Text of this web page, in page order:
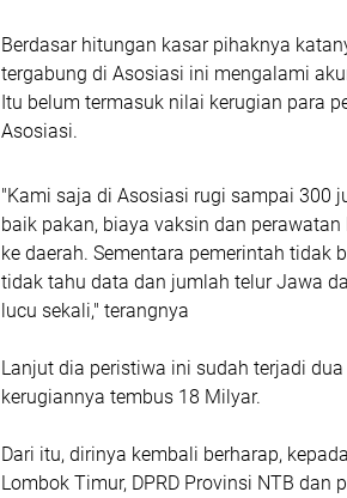
Berdasar hitungan kasar pihaknya
tergabung di Asosiasi ini mengalami
Itu belum termasuk nilai kerugian para
Asosiasi.
"Kami saja di Asosiasi rugi sampai 300
baik pakan, biaya vaksin dan
ke daerah. Sementara pemerintah tidak
tidak tahu data dan jumlah telur Jawa
lucu sekali," terangnya
Lanjut dia peristiwa ini sudah terjadi
kerugiannya tembus 18 Milyar.
Dari itu, dirinya kembali berharap,
Lombok Timur, DPRD Provinsi NTB